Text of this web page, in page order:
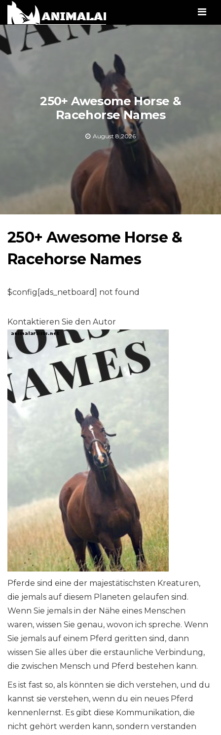
250+ Awesome Horse &
Racehorse Names
August 8,2026
250+ Awesome Horse &
Racehorse Names
$config[ads_netboard] not found
Kontaktieren Sie den Autor
Pferde sind eine der majestätischsten Kreaturen,
die jemals auf diesem Planeten gelaufen sind.
Wenn Sie jemals in der Nähe eines Menschen
waren, wissen Sie genau, wovon ich spreche. Wenn
Sie jemals auf einem Pferd geritten sind, dann
wissen Sie alles über die erstaunliche Verbindung,
die zwischen Mensch und Pferd bestehen kann.
Es ist fast so, als könnten sie dich verstehen, und du
kannst sie verstehen, wenn du ein neues Pferd
kennenlernst. Es gibt diese Kommunikation, die
nicht gehört werden kann, sondern verstanden